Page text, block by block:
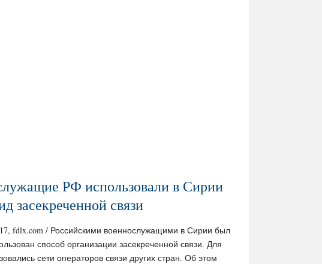
РФ использовали в Сирии
засекреченной связи
fdlx.com / Российскими военнослужащими в Сирии был
способ организации засекреченной связи. Для
сети операторов связи других стран. Об этом